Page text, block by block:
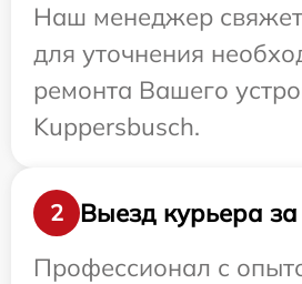
Наш менеджер
для уточнения
ремонта Вашего
Kuppersbusch.
2
Выезд курьера
Профессионал с